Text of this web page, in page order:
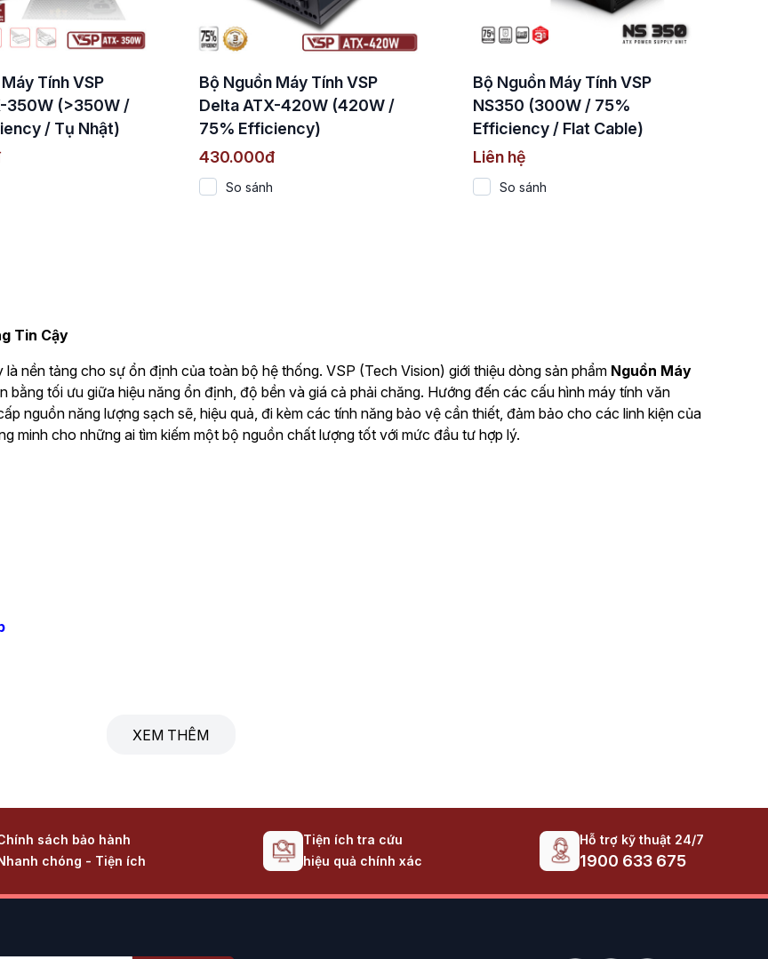
Tính VSP
350W (>350W /
/ Tụ Nhật)
Bộ Nguồn Máy Tính VSP
Delta ATX-420W (420W /
75% Efficiency)
430.000đ
So sánh
Bộ Nguồn Máy Tính VSP
NS350 (300W / 75%
Efficiency / Flat Cable)
Liên hệ
So sánh
Tin Cậy
nền tảng cho sự ổn định của toàn bộ hệ thống. VSP (Tech Vision) giới thiệu dòng sản phẩm Nguồn Máy
bằng tối ưu giữa hiệu năng ổn định, độ bền và giá cả phải chăng. Hướng đến các cấu hình máy tính văn
nguồn năng lượng sạch sẽ, hiệu quả, đi kèm các tính năng bảo vệ cần thiết, đảm bảo cho các linh kiện của
minh cho những ai tìm kiếm một bộ nguồn chất lượng tốt với mức đầu tư hợp lý.
linh kiện, hạn chế sự biến động điện áp có thể gây hại cho hệ thống.
XEM THÊM
sách bảo hành
chóng - Tiện ích
Tiện ích tra cứu
hiệu quả chính xác
Hỗ trợ kỹ thuật 24/7
1900 633 675